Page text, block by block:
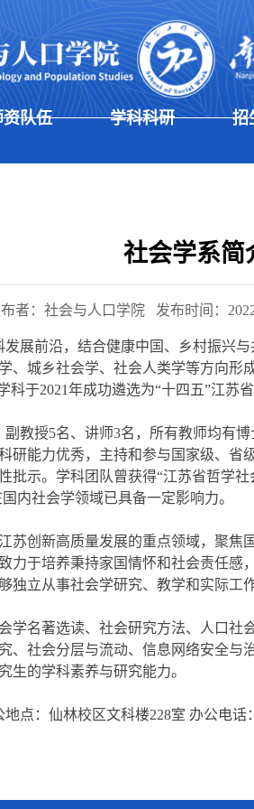
资队伍 学科科研 招
社会学系简
者：社会与人口学院 发布时间：
发展前沿，结合健康中国、乡村振兴
、城乡社会学、社会人类学等方向形
科于2021年成功遴选为“十四五”江苏
副教授5名、讲师3名，所有教师均有
研能力优秀，主持和参与国家级、省
批示。学科团队曾获得“江苏省哲学
内社会学领域已具备一定影响力。
苏创新高质量发展的重点领域，聚
力于培养秉持家国情怀和社会责任
立从事社会学研究、教学和实际工
学名著选读、社会研究方法、人口
社会分层与流动、信息网络安全与
生的学科素养与研究能力。
地点：仙林校区文科楼228室 办公电话